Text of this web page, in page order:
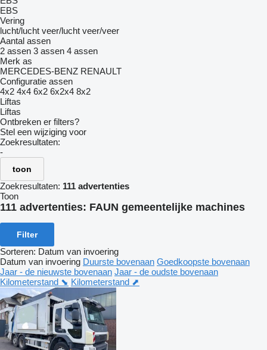
EBS
Vering
lucht/lucht veer/lucht veer/veer
Aantal assen
2 assen 3 assen 4 assen
Merk as
MERCEDES-BENZ RENAULT
Configuratie assen
4x2 4x4 6x2 6x2x4 8x2
Liftas
Liftas
Ontbreken er filters?
Stel een wijziging voor
Zoekresultaten:
-
toon
Zoekresultaten: 111 advertenties
Toon
111 advertenties: FAUN gemeentelijke machines
Filter
Sorteren: Datum van invoering
Datum van invoering Duurste bovenaan Goedkoopste bovenaan
Jaar - de nieuwste bovenaan Jaar - de oudste bovenaan
Kilometerstand ⬊ Kilometerstand ⬈